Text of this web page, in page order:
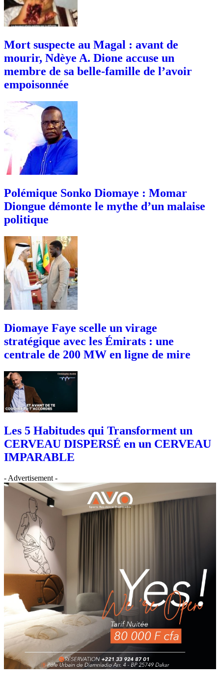
Mort suspecte au Magal : avant de
mourir, Ndèye A. Dione accuse un
membre de sa belle-famille de l’avoir
empoisonnée
Polémique Sonko Diomaye : Momar
Diongue démonte le mythe d’un malaise
politique
Diomaye Faye scelle un virage
stratégique avec les Émirats : une
centrale de 200 MW en ligne de mire
Les 5 Habitudes qui Transforment un
CERVEAU DISPERSÉ en un CERVEAU
IMPARABLE
- Advertisement -